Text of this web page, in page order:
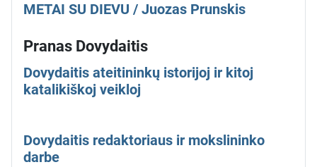
METAI SU DIEVU / Juozas Prunskis
Pranas Dovydaitis
Dovydaitis ateitininkų istorijoj ir kitoj
katalikiškoj veikloj
Dovydaitis redaktoriaus ir mokslininko
darbe